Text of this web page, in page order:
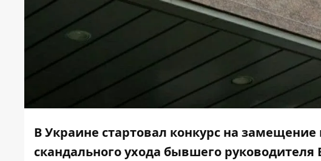
В Украине стартовал конкурс на
скандального ухода бывшего